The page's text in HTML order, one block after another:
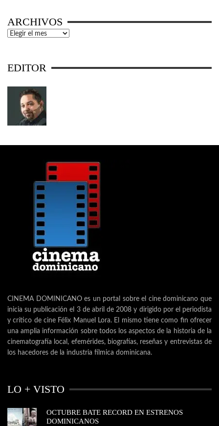
ARCHIVOS
Archivos
EDITOR
CINEMA DOMINICANO es un portal sobre el cine dominicano que
inicia su publicación el 3 de abril de 2008 y dirigido por el periodista
y crítico de cine Félix Manuel Lora. El mismo tiene como fin ofrecer
una amplia información sobre todos los aspectos de la historia de la
cinematografía local, efemérides, biografías, reseñas y entrevistas de
los hacedores de la industria fílmica dominicana.
LO + VISTO
OCTUBRE BATE RECORD EN ESTRENOS
DOMINICANOS